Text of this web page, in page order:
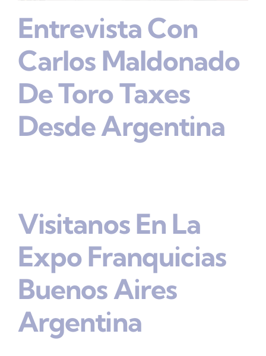
Entrevista Con
Carlos Maldonado
De Toro Taxes
Desde Argentina
Visitanos En La
Expo Franquicias
Buenos Aires
Argentina